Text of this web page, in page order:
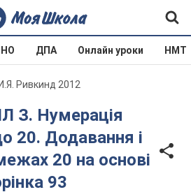
ДПА Онлайн уроки НМТ
Ривкинд 2012
20. Додавання і
20 на основі
93